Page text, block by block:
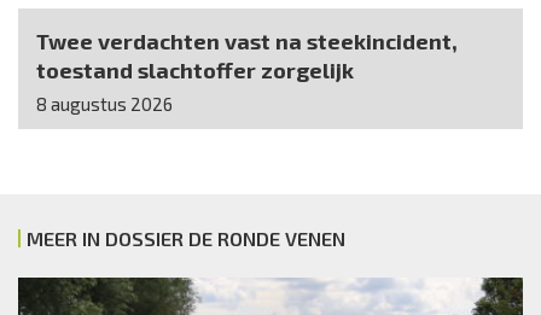
Twee verdachten vast na steekincident,
toestand slachtoffer zorgelijk
8 augustus 2026
MEER IN DOSSIER DE RONDE VENEN